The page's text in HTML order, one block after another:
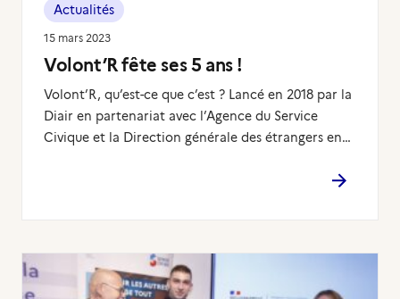
Actualités
15 mars 2023
Volont’R fête ses 5 ans !
Volont’R, qu’est-ce que c’est ? Lancé en 2018 par la
Diair en partenariat avec l’Agence du Service
Civique et la Direction générale des étrangers en…